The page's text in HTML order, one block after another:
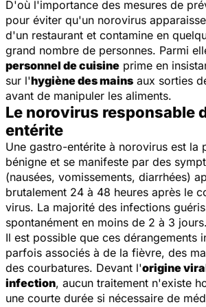
D'où l'importance des mesures de
pour éviter qu'un norovirus
d'un restaurant et contamine en
grand nombre de personnes. Parmi
personnel de cuisine prime en
sur l'hygiène des mains aux sorties
avant de manipuler les aliments.
Le norovirus responsable
entérite
Une gastro-entérite à norovirus est la
bénigne et se manifeste par des
(nausées, vomissements, diarrhées)
brutalement 24 à 48 heures après le
virus. La majorité des infections
spontanément en moins de 2 à 3 jours.
Il est possible que ces dérangements
parfois associés à de la fièvre, des
des courbatures. Devant l'origine
infection, aucun traitement n'existe
une courte durée si nécessaire de